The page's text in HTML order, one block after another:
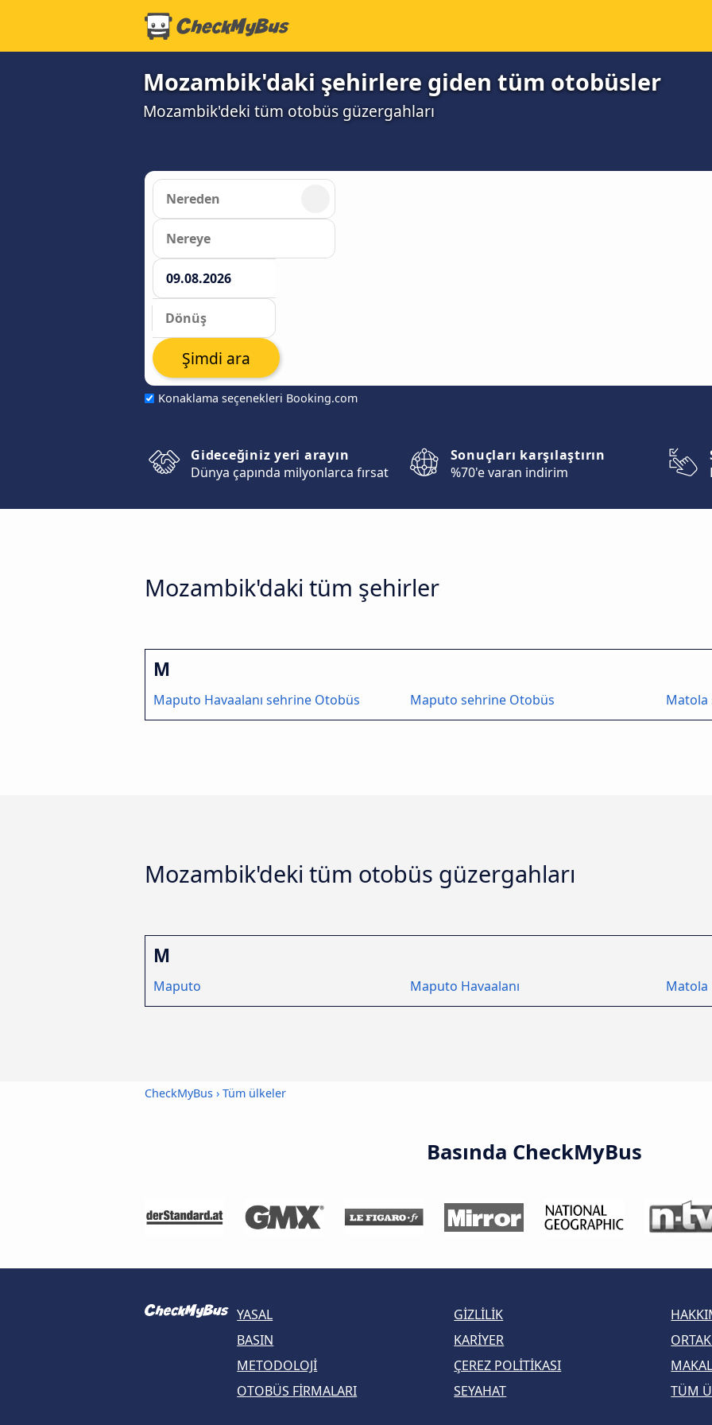
Mozambik'daki şehirlere giden tüm otobüsler
Mozambik'deki tüm otobüs güzergahları
Konaklama seçenekleri Booking.com
Şimdi ara
Gideceğiniz yeri arayın
Dünya çapında milyonlarca fırsat
Sonuçları karşılaştırın
%70'e varan indirim
Mozambik'daki tüm şehirler
M
Maputo Havaalanı sehrine Otobüs Maputo sehrine Otobüs Matola
Mozambik'deki tüm otobüs güzergahları
M
Maputo Maputo Havaalanı Matola
CheckMyBus › Tüm ülkeler
Basında CheckMyBus
YASAL GIZLILIK
BASIN
KARIYER
METODOLOJI
ÇEREZ POLITIKASI
OTOBÜS FIRMALARI
SEYAHAT TÜM